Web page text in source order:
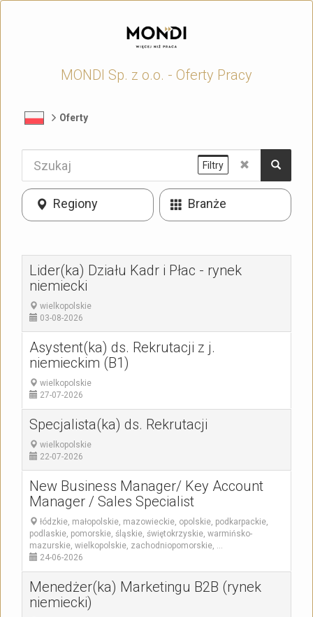
MONDI Sp. z o.o. - Oferty Pracy
Oferty
Regiony Branże
Filtry
Lider(ka) Działu Kadr i Płac - rynek
niemiecki
wielkopolskie
03-08-2026
Asystent(ka) ds. Rekrutacji z j.
niemieckim (B1)
wielkopolskie
27-07-2026
Specjalista(ka) ds. Rekrutacji
wielkopolskie
22-07-2026
New Business Manager/ Key Account
Manager / Sales Specialist
łódzkie, małopolskie, mazowieckie, opolskie, podkarpackie,
podlaskie, pomorskie, śląskie, świętokrzyskie, warmińsko-
mazurskie, wielkopolskie, zachodniopomorskie, ...
24-06-2026
Menedżer(ka) Marketingu B2B (rynek
niemiecki)